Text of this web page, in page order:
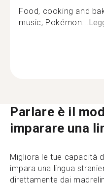
Food, cooking and
music; Pokémon...
Parlare è il
imparare una
Migliora le tue capacità
impara una lingua
direttamente dai